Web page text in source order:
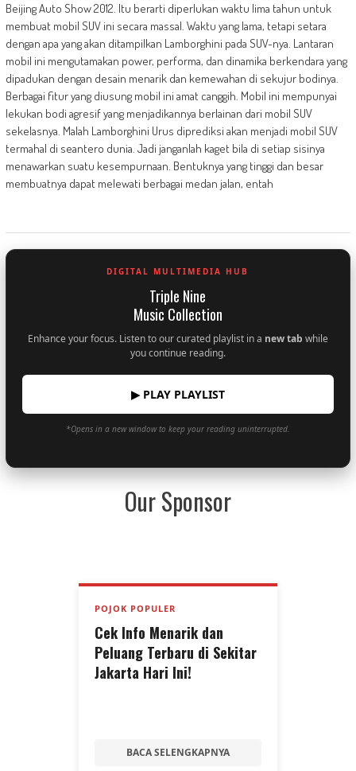
Beijing Auto Show 2012. Itu berarti diperlukan waktu lima tahun untuk
membuat mobil SUV ini secara massal. Waktu yang lama, tetapi setara
dengan apa yang akan ditampilkan Lamborghini pada SUV-nya. Lantaran
mobil ini mengutamakan power, performa, dan dinamika berkendara yang
dipadukan dengan desain menarik dan kemewahan di sekujur bodinya.
Berbagai fitur yang diusung mobil ini amat canggih. Mobil ini mempunyai
lekukan bodi agresif yang menjadikannya berlainan dari mobil SUV
sekelasnya. Malah Lamborghini Urus diprediksi akan menjadi mobil SUV
termahal di seantero dunia. Jadi janganlah kaget bila di setiap sisinya
menawarkan suatu kesempurnaan. Bentuknya yang tinggi dan besar
membuatnya dapat melewati berbagai medan jalan, entah
DIGITAL MULTIMEDIA HUB
Triple Nine
Music Collection
Enhance your focus. Listen to our curated playlist in a new tab while
you continue reading.
▶ PLAY PLAYLIST
*Opens in a new window to keep your reading uninterrupted.
Our Sponsor
POJOK POPULER
Cek Info Menarik dan
Peluang Terbaru di Sekitar
Jakarta Hari Ini!
BACA SELENGKAPNYA